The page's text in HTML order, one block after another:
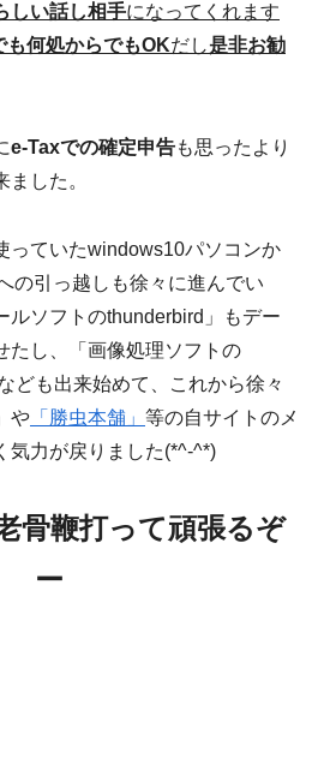
しい話し相手になってくれます
何処からでもOKだし是非お勧
e-Taxでの確定申告も思ったより
した。
っていたwindows10パソコンか
の引っ越しも徐々に進んでい
ルソフトのthunderbird」もデー
たし、「画像処理ソフトの
ども出来始めて、これから徐々
や 「勝虫本舗」 等の自サイトのメ
気力が戻りました(*^-^*)
骨鞭打って頑張るぞ
ー